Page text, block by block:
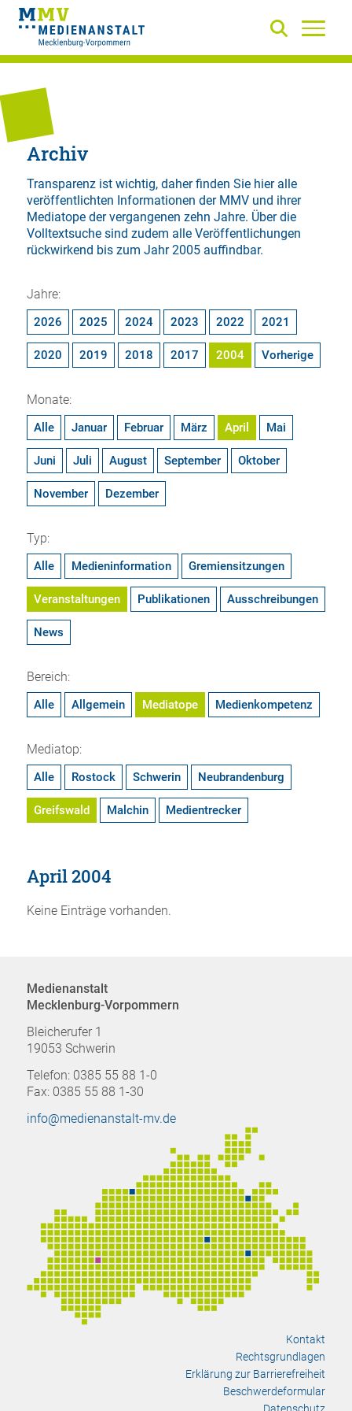
Archiv
Transparenz ist wichtig, daher finden Sie hier alle
veröffentlichten Informationen der MMV und ihrer
Mediatope der vergangenen zehn Jahre. Über die
Volltextsuchesind zudem alle Veröffentlichungen
rückwirkend bis zum Jahr 2005 auffindbar.
Jahre:
2026 2025 2024 2023 2022 2021
2020 2019 2018 2017 2004 Vorherige
Monate:
Alle Januar Februar März April Mai
Juni Juli August September Oktober
November Dezember
Typ:
Alle Medieninformation Gremiensitzungen
Veranstaltungen Publikationen Ausschreibungen
News
Bereich:
Alle Allgemein Mediatope Medienkompetenz
Mediatop:
Alle Rostock Schwerin Neubrandenburg
Greifswald Malchin Medientrecker
April 2004
Keine Einträge vorhanden.
Medienanstalt
Mecklenburg-Vorpommern
Bleicherufer 1
19053 Schwerin
Telefon: 0385 55 88 1-0
Fax: 0385 55 88 1-30
info@medienanstalt-mv.de
Kontakt
Rechtsgrundlagen
Erklärung zur Barrierefreiheit
Beschwerdeformular
Datenschutz